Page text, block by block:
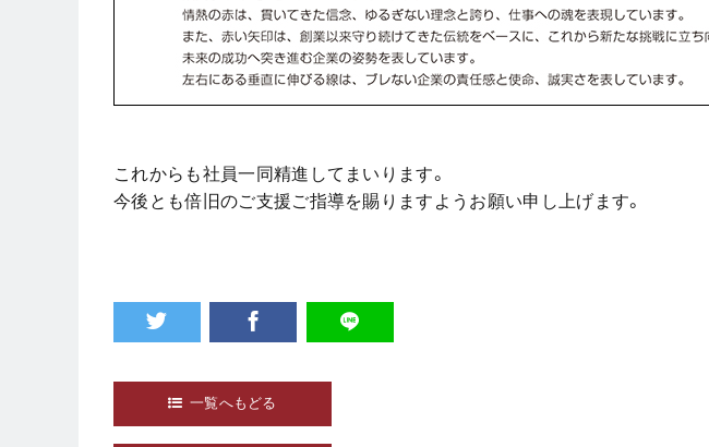
これからも社員一同精進してまいります。
今後とも倍旧のご支援ご指導を賜りますようお願い申し上げます。
一覧へもどる